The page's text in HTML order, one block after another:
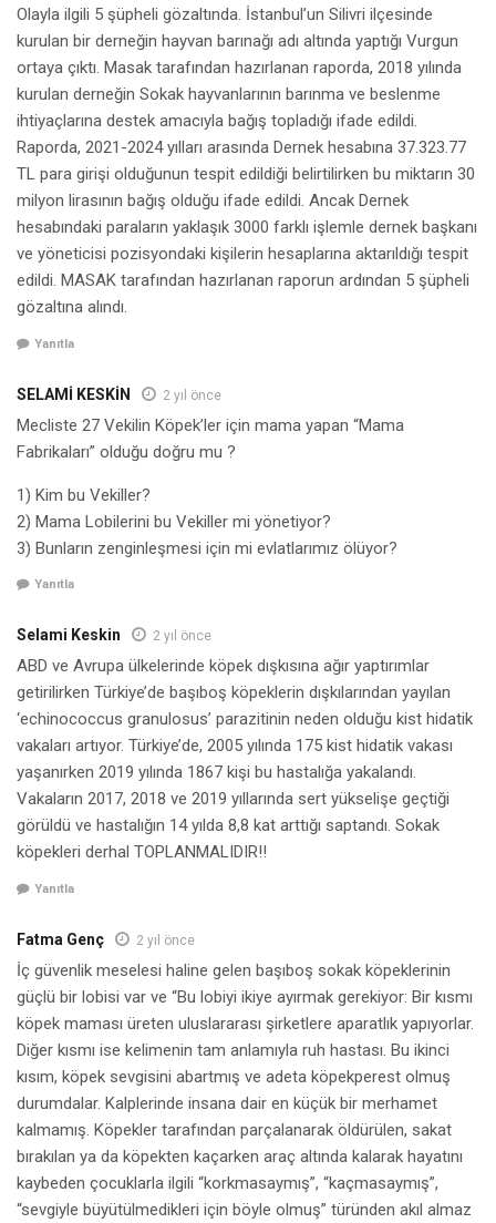
Olayla ilgili 5 şüpheli gözaltında. İstanbul’un Silivri ilçesinde
kurulan bir derneğin hayvan barınağı adı altında yaptığı Vurgun
ortaya çıktı. Masak tarafından hazırlanan raporda, 2018 yılında
kurulan derneğin Sokak hayvanlarının barınma ve beslenme
ihtiyaçlarına destek amacıyla bağış topladığı ifade edildi.
Raporda, 2021-2024 yılları arasında Dernek hesabına 37.323.77
TL para girişi olduğunun tespit edildiği belirtilirken bu miktarın 30
milyon lirasının bağış olduğu ifade edildi. Ancak Dernek
hesabındaki paraların yaklaşık 3000 farklı işlemle dernek başkanı
ve yöneticisi pozisyondaki kişilerin hesaplarına aktarıldığı tespit
edildi. MASAK tarafından hazırlanan raporun ardından 5 şüpheli
gözaltına alındı.
Yanıtla
SELAMİ KESKİN 2 yıl önce
Mecliste 27 Vekilin Köpek’ler için mama yapan “Mama
Fabrikaları” olduğu doğru mu ?
1) Kim bu Vekiller?
2) Mama Lobilerini bu Vekiller mi yönetiyor?
3) Bunların zenginleşmesi için mi evlatlarımız ölüyor?
Yanıtla
Selami Keskin 2 yıl önce
ABD ve Avrupa ülkelerinde köpek dışkısına ağır yaptırımlar
getirilirken Türkiye’de başıboş köpeklerin dışkılarından yayılan
‘echinococcus granulosus’ parazitinin neden olduğu kist hidatik
vakaları artıyor. Türkiye’de, 2005 yılında 175 kist hidatik vakası
yaşanırken 2019 yılında 1867 kişi bu hastalığa yakalandı.
Vakaların 2017, 2018 ve 2019 yıllarında sert yükselişe geçtiği
görüldü ve hastalığın 14 yılda 8,8 kat arttığı saptandı. Sokak
köpekleri derhal TOPLANMALIDIR!!
Yanıtla
Fatma Genç 2 yıl önce
İç güvenlik meselesi haline gelen başıboş sokak köpeklerinin
güçlü bir lobisi var ve “Bu lobiyi ikiye ayırmak gerekiyor: Bir kısmı
köpek maması üreten uluslararası şirketlere aparatlık yapıyorlar.
Diğer kısmı ise kelimenin tam anlamıyla ruh hastası. Bu ikinci
kısım, köpek sevgisini abartmış ve adeta köpekperest olmuş
durumdalar. Kalplerinde insana dair en küçük bir merhamet
kalmamış. Köpekler tarafından parçalanarak öldürülen, sakat
bırakılan ya da köpekten kaçarken araç altında kalarak hayatını
kaybeden çocuklarla ilgili “korkmasaymış”, “kaçmasaymış”,
“sevgiyle büyütülmedikleri için böyle olmuş” türünden akıl almaz